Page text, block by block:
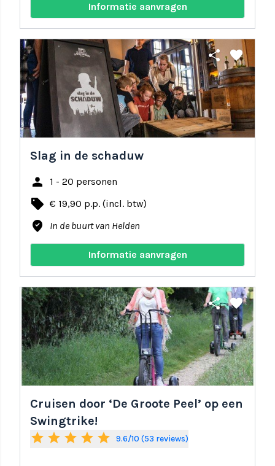
Informatie aanvragen
share favorite
Slag in de schaduw
person 1 - 20 personen
local_offer € 19,90 p.p. (incl. btw)
where_to_vote In de buurt van Helden
Informatie aanvragen
share favorite
Cruisen door ‘De Groote Peel’ op een
Swingtrike!
star star star star star 9.6/10 (53 reviews)